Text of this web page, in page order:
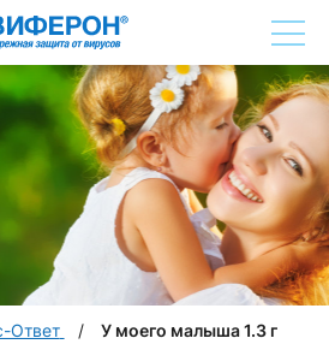
Ответ
У моего малыша 1.3 г